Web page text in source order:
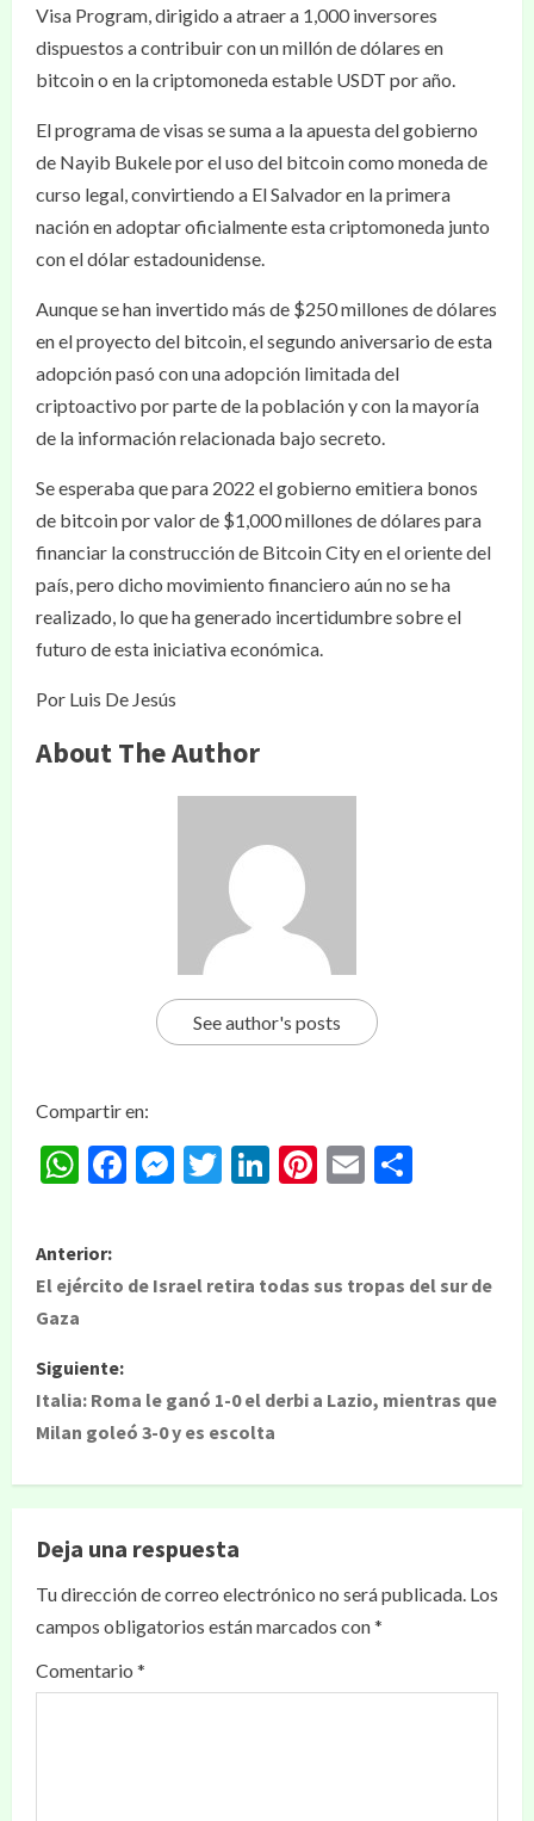
Visa Program, dirigido a atraer a 1,000 inversores
dispuestos a contribuir con un millón de dólares en
bitcoin o en la criptomoneda estable USDT por año.
El programa de visas se suma a la apuesta del gobierno
de Nayib Bukele por el uso del bitcoin como moneda de
curso legal, convirtiendo a El Salvador en la primera
nación en adoptar oficialmente esta criptomoneda junto
con el dólar estadounidense.
Aunque se han invertido más de $250 millones de dólares
en el proyecto del bitcoin, el segundo aniversario de esta
adopción pasó con una adopción limitada del
criptoactivo por parte de la población y con la mayoría
de la información relacionada bajo secreto.
Se esperaba que para 2022 el gobierno emitiera bonos
de bitcoin por valor de $1,000 millones de dólares para
financiar la construcción de Bitcoin City en el oriente del
país, pero dicho movimiento financiero aún no se ha
realizado, lo que ha generado incertidumbre sobre el
futuro de esta iniciativa económica.
Por Luis De Jesús
About The Author
See author's posts
Compartir en:
WhatsApp
Facebook
Messenger
Twitter
LinkedIn
Pinterest
Email
Anterior:
El ejército de Israel retira todas sus tropas del sur de
Gaza
Siguiente:
Italia: Roma le ganó 1-0 el derbi a Lazio, mientras que
Milan goleó 3-0 y es escolta
Deja una respuesta
Tu dirección de correo electrónico no será publicada. Los
campos obligatorios están marcados con*
Comentario *